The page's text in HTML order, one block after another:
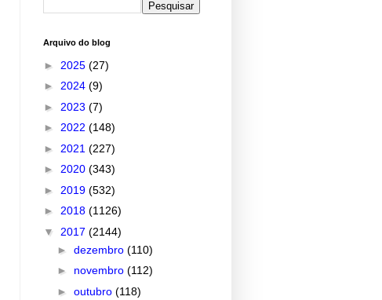
Arquivo do blog
► 2025 (27)
► 2024 (9)
► 2023 (7)
► 2022 (148)
► 2021 (227)
► 2020 (343)
► 2019 (532)
► 2018 (1126)
▼ 2017 (2144)
► dezembro (110)
► novembro (112)
► outubro (118)